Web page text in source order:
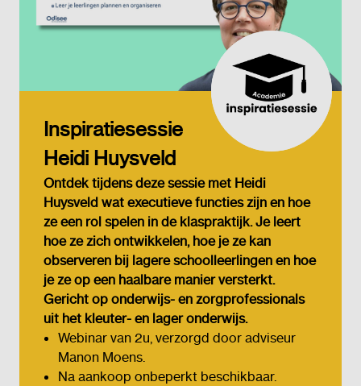
Inspiratiesessie
Heidi Huysveld
Ontdek tijdens deze sessie met Heidi
Huysveld wat executieve functies zijn en hoe
ze een rol spelen in de klaspraktijk. Je leert
hoe ze zich ontwikkelen, hoe je ze kan
observeren bij lagere schoolleerlingen en hoe
je ze op een haalbare manier versterkt.
Gericht op onderwijs- en zorgprofessionals
uit het kleuter- en lager onderwijs.
Webinar van 2u, verzorgd door adviseur
Manon Moens.
Na aankoop onbeperkt beschikbaar.